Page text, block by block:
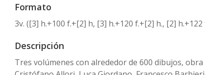
Formato
3v. ([3] h.+100 f.+[2] h, [3] h.+120 f.+[2] h., [2]
Descripción
Tres volúmenes con alrededor de 600 dibujos,